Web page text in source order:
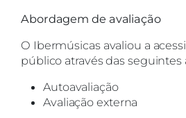
Abordagem de avaliação
O Ibermúsicas avaliou a
público através das seguintes
Autoavaliação
Avaliação externa